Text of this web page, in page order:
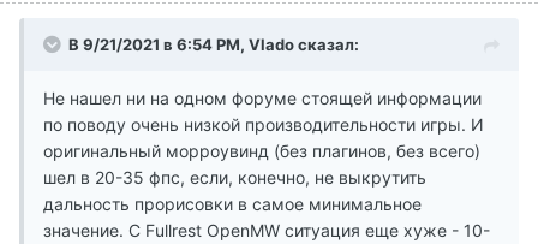
В 9/21/2021 в 6:54 PM, Vlado сказал:
Не нашел ни на одном форуме стоящей информации
по поводу очень низкой производительности игры. И
оригинальный морроувинд (без плагинов, без всего)
шел в 20-35 фпс, если, конечно, не выкрутить
дальность прорисовки в самое минимальное
значение. С Fullrest OpenMW ситуация еще хуже - 10-